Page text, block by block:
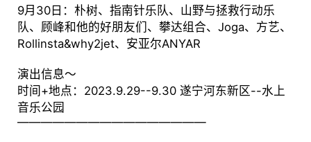
9月30日：朴树、指南针乐队、山野与拯救行动乐
队、顾峰和他的好朋友们、攀达组合、Joga、方艺、
Rollinsta&why2jet、安亚尔ANYAR
演出信息～
时间+地点：2023.9.29--9.30 遂宁河东新区--水上
音乐公园
————————————————